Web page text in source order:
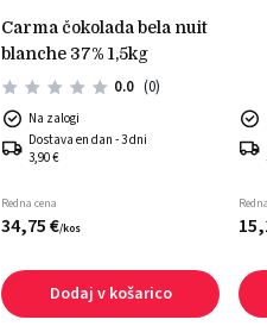
carma čokolada bela nuit
blanche 37% 1,5kg
0.0 (0)
Na zalogi
Dostava en dan - 3 dni
3,90 €
Redna cena
34,75€/kos
Dodaj v košarico
15,